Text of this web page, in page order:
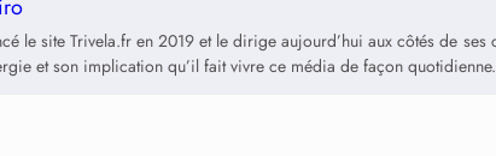
le site Trivela.fr en 2019 et le dirige aujourd’hui aux côtés de
et son implication qu’il fait vivre ce média de façon quotidienne.